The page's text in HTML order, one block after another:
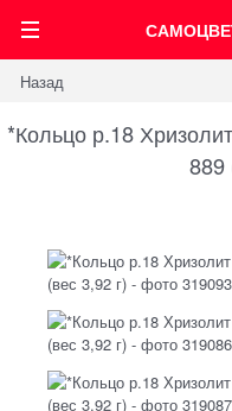
Назад
*Кольцо р.18
889